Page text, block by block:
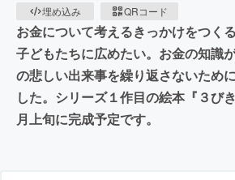
埋め込み
QRコード
お金について考えるきっかけをつく
子どもたちに広めたい。お金の知識
の悲しい出来事を繰り返さないため
した。シリーズ１作目の絵本『３び
月上旬に完成予定です。